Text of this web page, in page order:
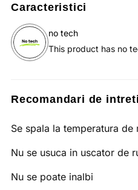
Caracteristici
no tech
This product has no
Recomandari de
Se spala la temperatura de
Nu se usuca in uscator de
Nu se poate inalbi